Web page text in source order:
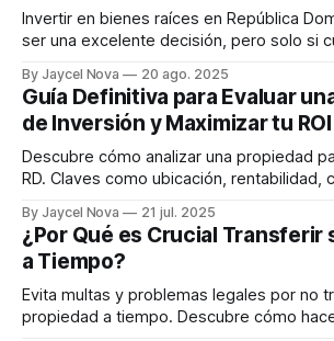
Invertir en bienes raíces en República
ser una excelente decisión, pero solo si
importancia de rodearte de
abogados inmobiliarios, agentes con
tasadores certificados.
By Jaycel Nova 20 ago. 2025
Guía Definitiva para Evaluar
de Inversión y Maximizar tu ROI
Descubre cómo analizar una propiedad
RD. Claves como ubicación, rentabilidad,
By Jaycel Nova 21 jul. 2025
¿Por Qué es Crucial Transferir
a Tiempo?
Evita multas y problemas legales por no
propiedad a tiempo. Descubre cómo